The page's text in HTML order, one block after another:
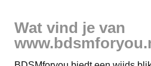
Wat vind je van